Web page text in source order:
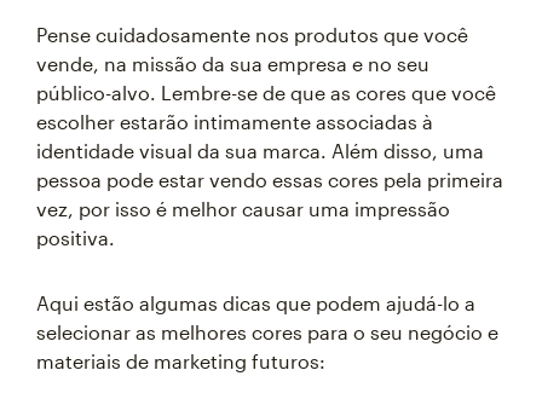
Pense cuidadosamente nos produtos que você
vende, na missão da sua empresa e no seu
público-alvo. Lembre-se de que as cores que você
escolher estarão intimamente associadas à
identidade visual da sua marca. Além disso, uma
pessoa pode estar vendo essas cores pela primeira
vez, por isso é melhor causar uma impressão
positiva.
Aqui estão algumas dicas que podem ajudá-lo a
selecionar as melhores cores para o seu negócio e
materiais de marketing futuros: